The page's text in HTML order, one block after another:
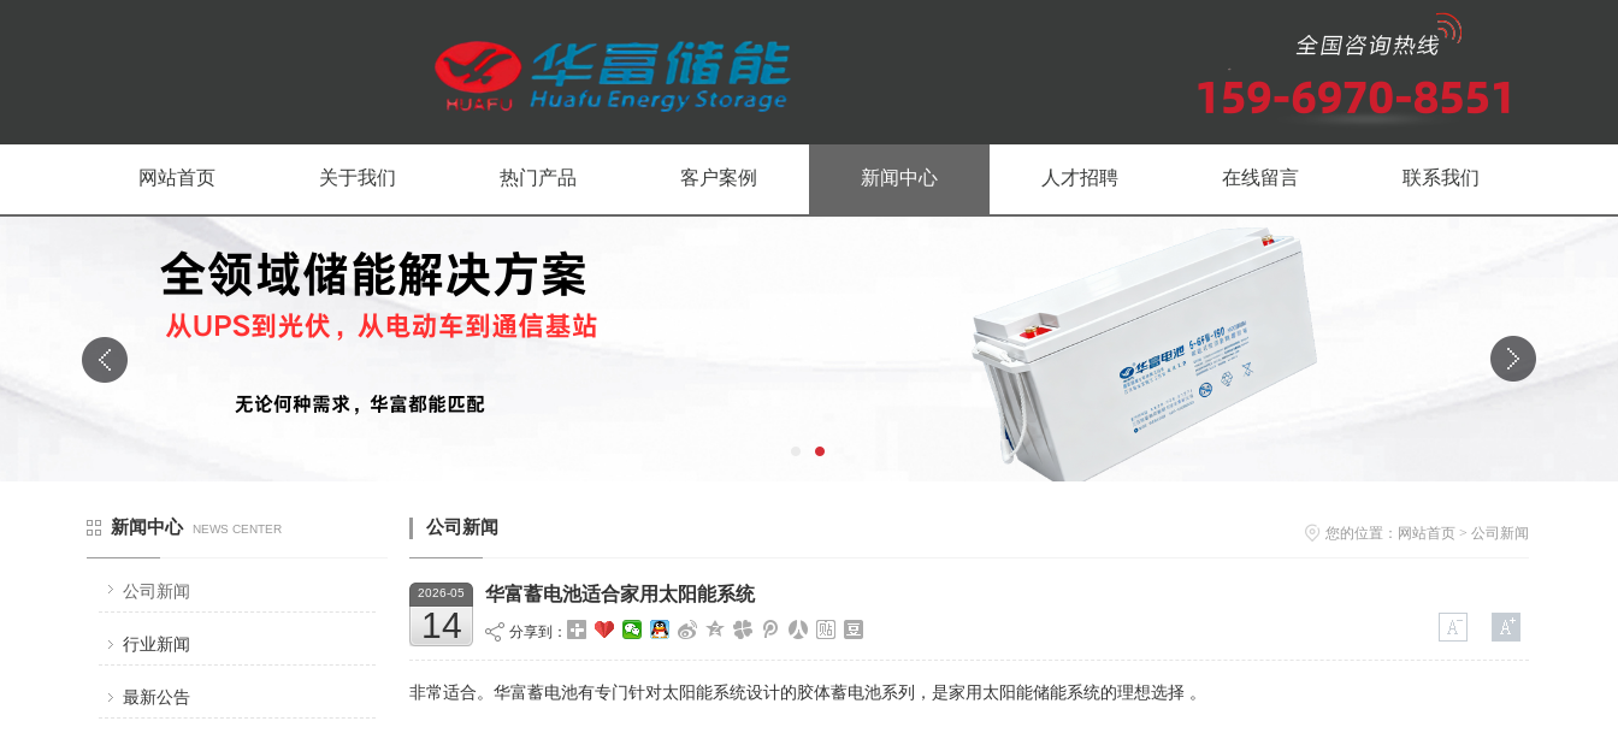
网站首页 关于我们 热门产品 客户案例 新闻中心 人才招聘 在线留言 联系我们
新闻中心 NEWS CENTER
公司新闻
行业新闻
最新公告
您的位置： 网站首页 > 公司新闻
公司新闻
2026-05
14
华富蓄电池适合家用太阳能系统
分享到：
非常适合。华富蓄电池有专门针对太阳能系统设计的胶体蓄电池系列，是家用太阳能储能系统的理想选择 。